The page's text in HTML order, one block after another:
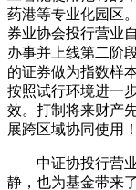
药港等专业化园区
券业协会投行营业
办事并上线第二阶
的证券做为指数样
按照试行环境进一
效。打制将来财产
展跨区域协同使用！
中证协投行营业
静，也为基金带来